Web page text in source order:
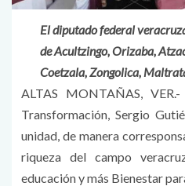
El diputado federal
de Acultzingo, Orizaba,
Coetzala, Zongolica,
ALTAS MONTAÑAS,
Transformación, Sergio
unidad, de manera
riqueza del campo
educación y más Bienestar